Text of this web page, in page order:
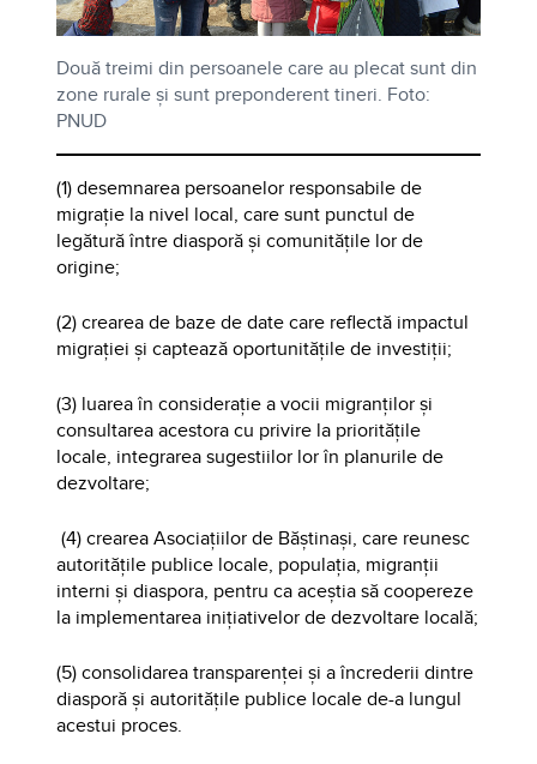
Două treimi din persoanele care au plecat sunt din
zone rurale și sunt preponderent tineri. Foto:
PNUD
(1) desemnarea persoanelor responsabile de
migrație la nivel local, care sunt punctul de
legătură între diasporă și comunitățile lor de
origine;
(2) crearea de baze de date care reflectă impactul
migrației și captează oportunitățile de investiții;
(3) luarea în considerație a vocii migranților și
consultarea acestora cu privire la prioritățile
locale, integrarea sugestiilor lor în planurile de
dezvoltare;
(4) crearea Asociațiilor de Băștinași, care reunesc
autoritățile publice locale, populația, migranții
interni și diaspora, pentru ca aceștia să coopereze
la implementarea inițiativelor de dezvoltare locală;
(5) consolidarea transparenței și a încrederii dintre
diasporă și autoritățile publice locale de-a lungul
acestui proces.